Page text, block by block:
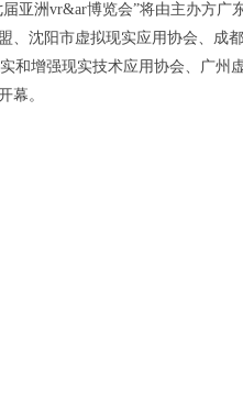
亚洲vr&ar博览会”将由主办方广
、沈阳市虚拟现实应用协会、成
和增强现实技术应用协会、广州
幕。